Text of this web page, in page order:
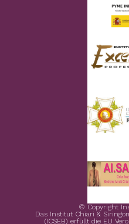
© Copyright
Das Institut Chiari &
(ICSEB) erfüllt die EU